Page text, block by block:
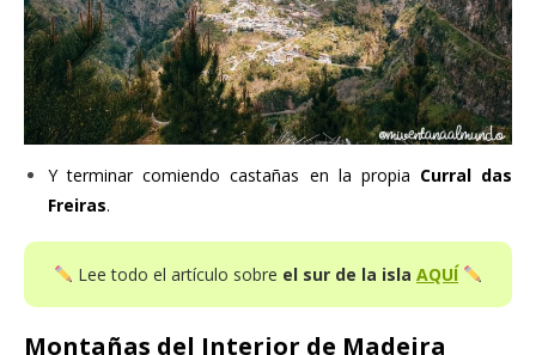
Y terminar comiendo castañas en la propia Curral das
Freiras.
Lee todo el artículo sobre el sur de la isla AQUÍ
Montañas del Interior de Madeira